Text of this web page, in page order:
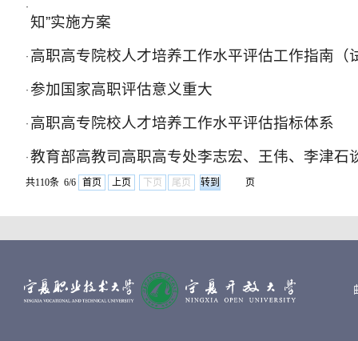
·
知”实施方案
· 高职高专院校人才培养工作水平评估工作指南（
· 参加国家高职评估意义重大
· 高职高专院校人才培养工作水平评估指标体系
· 教育部高教司高职高专处李志宏、王伟、李津石
共110条 6/6 首页 上页 下页 尾页 页